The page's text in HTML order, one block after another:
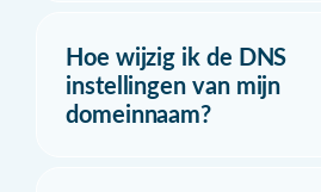
Hoe wijzig ik de DNS
instellingen van mijn
domeinnaam?